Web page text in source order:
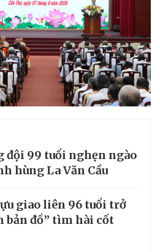
đội 99 tuổi nghẹn ngào
hùng La Văn Cầu
giao liên 96 tuổi trở
bản đồ” tìm hài cốt